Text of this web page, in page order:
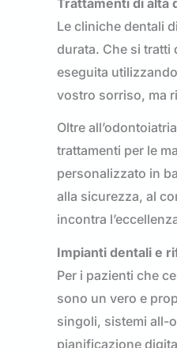
Le cliniche dentali
durata. Che si tratti
eseguita
vostro sorriso, ma
Oltre
trattamenti per le
personalizzato in
alla sicurezza, al
incontra
Impianti dentali e
Per i pazienti che
sono un vero e
singoli, sistemi all-
pianificazione